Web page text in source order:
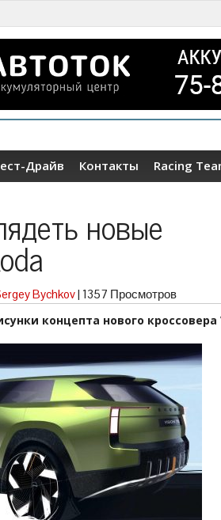
Драйв Контакты Racing
новые
Bychkov| 1357 Просмотров
концепта нового кроссовера